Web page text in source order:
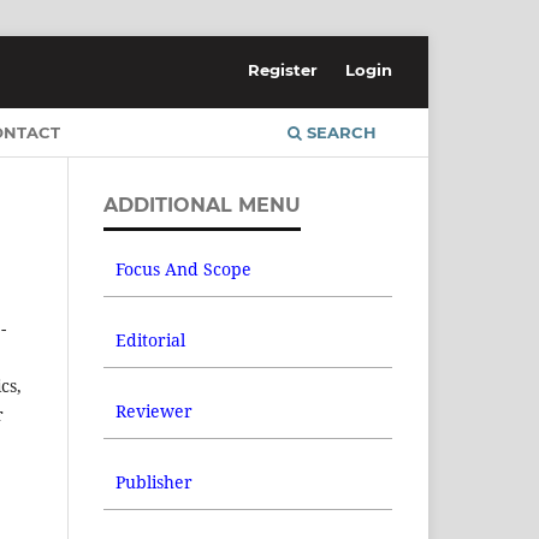
SEARCH
Register Login
ADDITIONAL MENU
Focus And Scope
Editorial
Reviewer
Publisher